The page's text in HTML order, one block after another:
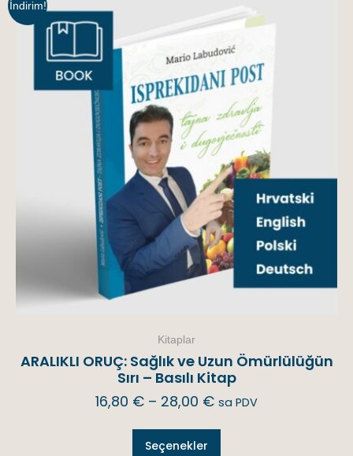
İndirim!
Kitaplar
ARALIKLI ORUÇ: Sağlık ve Uzun Ömürlülüğün
Sırı – Basılı Kitap
16,80 € – 28,00 € sa PDV
Seçenekler